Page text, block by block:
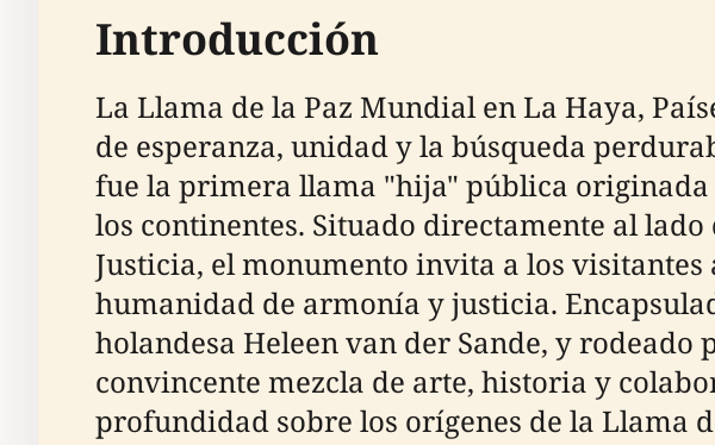
Introducción
La Llama de la Paz Mundial en La Haya,
de esperanza, unidad y la búsqueda
fue la primera llama "hija" pública
los continentes. Situado directamente al
Justicia, el monumento invita a los
humanidad de armonía y justicia.
holandesa Heleen van der Sande, y
convincente mezcla de arte, historia y
profundidad sobre los orígenes de la Llama